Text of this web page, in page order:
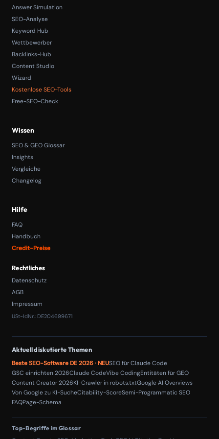
Answer Simulation
SEO-Analyse
Keyword Hub
Wettbewerber
Backlinks-Hub
Content Studio
Wizard
Kostenlose SEO-Tools
Free-SEO-Check
Wissen
SEO & GEO Glossar
Insights
Vergleiche
Changelog
Hilfe
FAQ
Handbuch
Credit-Preise
Rechtliches
Datenschutz
AGB
Impressum
USt-IdNr.: DE204699671
Aktuell diskutierte Themen
Beste SEO-Software DE 2026 · NEUSEO für Claude Code
GSC einrichten 2026Claude CodeVibe CodingEntitäten für GEO
Content Creator 2026KI-Crawler in robots.txtGoogle AI Overviews
Von Google zu KI-SucheCitability-ScoreSemi-Programmatic SEO
FAQPage-Schema
Top-Begriffe im Glossar